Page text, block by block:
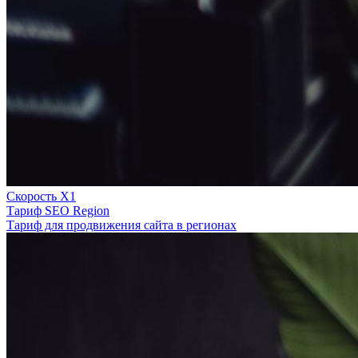
Скорость Х1
Тариф SEO Region
Тариф для продвижения сайта в регионах